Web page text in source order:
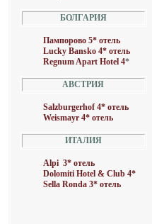
БОЛГАРИЯ
Пампорово 5* отель
Lucky Bansko 4* отель
Regnum Apart Hotel 4*
АВСТРИЯ
Salzburgerhof 4* отель
Weismayr 4* отель
ИТАЛИЯ
Alpi 3* отель
Dolomiti Hotel & Club 4*
Sella Ronda 3* отель